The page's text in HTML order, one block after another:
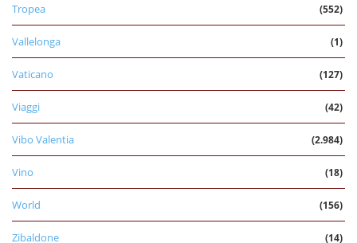
Tropea (552)
Vallelonga (1)
Vaticano (127)
Viaggi (42)
Vibo Valentia (2.984)
Vino (18)
World (156)
Zibaldone (14)